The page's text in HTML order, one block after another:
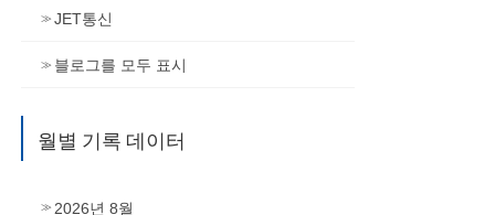
JET통신
블로그를 모두 표시
월별 기록 데이터
2026년 8월